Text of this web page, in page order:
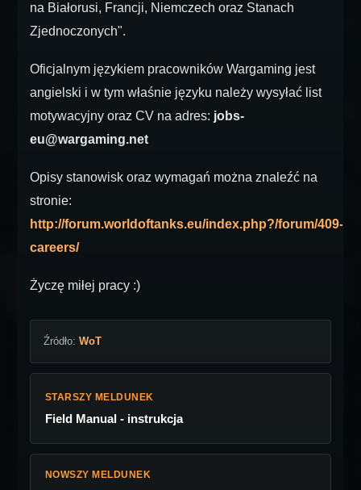
na Białorusi, Francji, Niemczech oraz Stanach
Zjednoczonych".
Oficjalnym językiem pracowników Wargaming jest
angielski i w tym właśnie języku należy wysyłać list
motywacyjny oraz CV na adres: jobs-
eu@wargaming.net
Opisy stanowisk oraz wymagań można znaleźć na
stronie:
http://forum.worldoftanks.eu/index.php?/forum/409-
careers/
Życzę miłej pracy :)
Źródło: WoT
STARSZY MELDUNEK
Field Manual - instrukcja
NOWSZY MELDUNEK